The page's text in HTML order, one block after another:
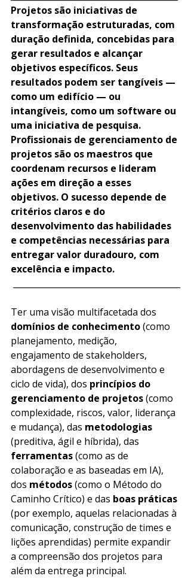
Projetos são iniciativas de
transformação estruturadas, com
duração definida, concebidas para
gerar resultados e alcançar
objetivos específicos. Seus
resultados podem ser tangíveis —
como um edifício — ou
intangíveis, como um software ou
uma iniciativa de pesquisa.
Profissionais de gerenciamento de
projetos são os maestros que
coordenam recursos e lideram
ações em direção a esses
objetivos. O sucesso depende de
critérios claros e do
desenvolvimento das habilidades
e competências necessárias para
entregar valor duradouro, com
excelência e impacto.
Ter uma visão multifacetada dos
domínios de conhecimento (como
planejamento, medição,
engajamento de stakeholders,
abordagens de desenvolvimento e
ciclo de vida), dos princípios do
gerenciamento de projetos (como
complexidade, riscos, valor, liderança
e mudança), das metodologias
(preditiva, ágil e híbrida), das
ferramentas (como as de
colaboração e as baseadas em IA),
dos métodos (como o Método do
Caminho Crítico) e das boas práticas
(por exemplo, aquelas relacionadas à
comunicação, construção de times e
lições aprendidas) permite expandir
a compreensão dos projetos para
além da entrega principal.